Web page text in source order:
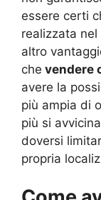
essere certi
realizzata
altro
che vendere
avere la
più ampia di
più si
doversi
propria